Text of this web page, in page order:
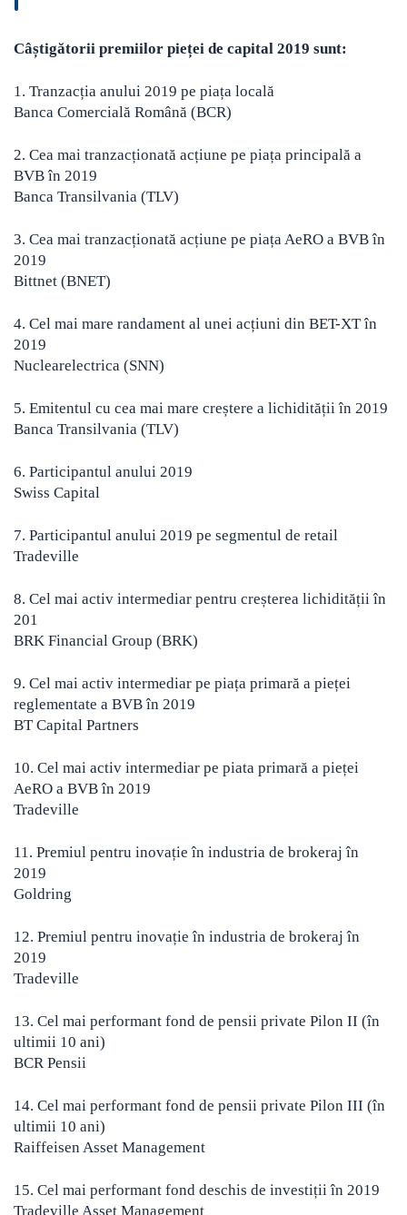
Câștigătorii premiilor pieței de capital 2019 sunt:
1. Tranzacția anului 2019 pe piața locală
Banca Comercială Română (BCR)
2. Cea mai tranzacționată acțiune pe piața principală a
BVB în 2019
Banca Transilvania (TLV)
3. Cea mai tranzacționată acțiune pe piața AeRO a BVB în
2019
Bittnet (BNET)
4. Cel mai mare randament al unei acțiuni din BET-XT în
2019
Nuclearelectrica (SNN)
5. Emitentul cu cea mai mare creștere a lichidității în 2019
Banca Transilvania (TLV)
6. Participantul anului 2019
Swiss Capital
7. Participantul anului 2019 pe segmentul de retail
Tradeville
8. Cel mai activ intermediar pentru creșterea lichidității în
201
BRK Financial Group (BRK)
9. Cel mai activ intermediar pe piața primară a pieței
reglementate a BVB în 2019
BT Capital Partners
10. Cel mai activ intermediar pe piata primară a pieței
AeRO a BVB în 2019
Tradeville
11. Premiul pentru inovație în industria de brokeraj în
2019
Goldring
12. Premiul pentru inovație în industria de brokeraj în
2019
Tradeville
13. Cel mai performant fond de pensii private Pilon II (în
ultimii 10 ani)
BCR Pensii
14. Cel mai performant fond de pensii private Pilon III (în
ultimii 10 ani)
Raiffeisen Asset Management
15. Cel mai performant fond deschis de investiții în 2019
Tradeville Asset Management